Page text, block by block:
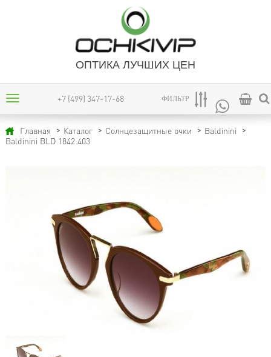
ОПТИКА ЛУЧШИХ ЦЕН
+7 (499) 347-17-68 ФИЛЬТР
Главная Каталог Солнцезащитные очки
Baldinini
Baldinini BLD 1842 403